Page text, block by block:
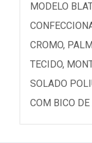
MODELO
CROMO,
TECIDO,
SOLADO
COM BICO DE